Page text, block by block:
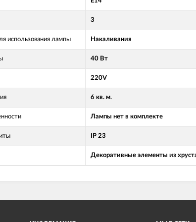
3
использования лампы Накаливания
40 Вт
220V
6 кв. м.
Лампы нет в комплекте
IP 23
Декоративные элементы из